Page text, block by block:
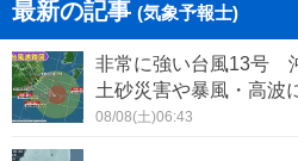
最新の記事 (気象予報士)
非常に強い台風13号
土砂災害や暴風・高波
08/08(土)06:43